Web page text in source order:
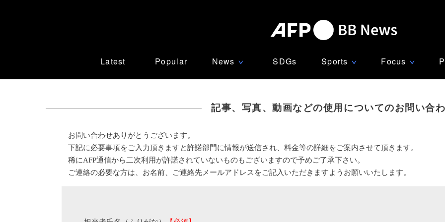
Latest Popular News ∨ SDGs Sports ∨ Focus ∨
記事、写真、動画などの使用についてのお問い合
お問い合わせありがとうございます。
下記に必要事項をご入力頂きますと許諾部門に情報が送信され、料金等の詳細をご案内させて頂きます。
稀にAFP通信から二次利用が許諾されていないものもございますので予めご了承下さい。
ご連絡の必要な方は、お名前、ご連絡先メールアドレスをご記入いただきますようお願いいたします。